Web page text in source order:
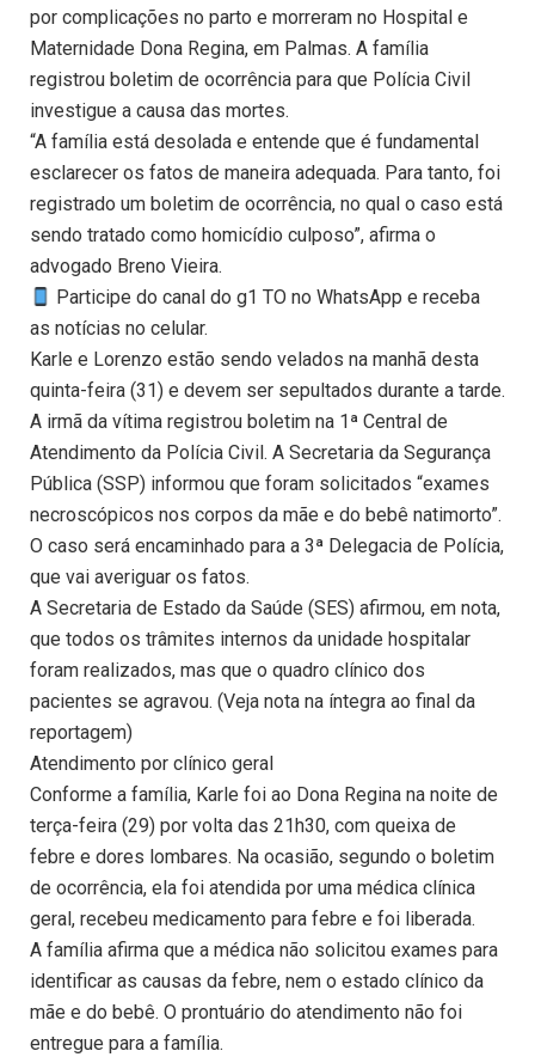
por complicações no parto e morreram no Hospital e
Maternidade Dona Regina, em Palmas. A família
registrou boletim de ocorrência para que Polícia Civil
investigue a causa das mortes.
“A família está desolada e entende que é fundamental
esclarecer os fatos de maneira adequada. Para tanto, foi
registrado um boletim de ocorrência, no qual o caso está
sendo tratado como homicídio culposo”, afirma o
advogado Breno Vieira.
Participe do canal do g1 TO no WhatsApp e receba
as notícias no celular.
Karle e Lorenzo estão sendo velados na manhã desta
quinta-feira (31) e devem ser sepultados durante a tarde.
A irmã da vítima registrou boletim na 1ª Central de
Atendimento da Polícia Civil. A Secretaria da Segurança
Pública (SSP) informou que foram solicitados “exames
necroscópicos nos corpos da mãe e do bebê natimorto”.
O caso será encaminhado para a 3ª Delegacia de Polícia,
que vai averiguar os fatos.
A Secretaria de Estado da Saúde (SES) afirmou, em nota,
que todos os trâmites internos da unidade hospitalar
foram realizados, mas que o quadro clínico dos
pacientes se agravou. (Veja nota na íntegra ao final da
reportagem)
Atendimento por clínico geral
Conforme a família, Karle foi ao Dona Regina na noite de
terça-feira (29) por volta das 21h30, com queixa de
febre e dores lombares. Na ocasião, segundo o boletim
de ocorrência, ela foi atendida por uma médica clínica
geral, recebeu medicamento para febre e foi liberada.
A família afirma que a médica não solicitou exames para
identificar as causas da febre, nem o estado clínico da
mãe e do bebê. O prontuário do atendimento não foi
entregue para a família.